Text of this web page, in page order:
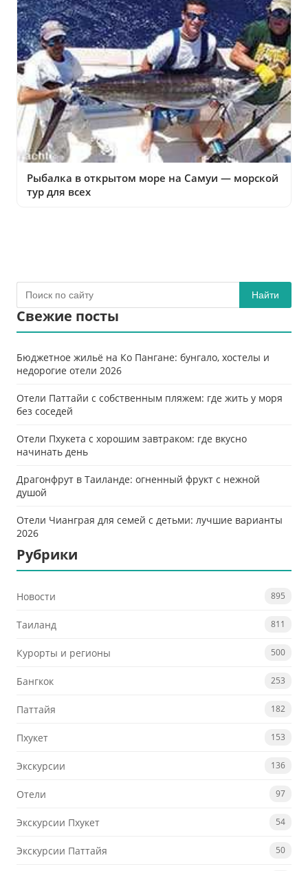
Рыбалка в открытом море на Самуи — морской
тур для всех
Найти
Свежие посты
Бюджетное жильё на Ко Пангане: бунгало, хостелы и
недорогие отели 2026
Отели Паттайи с собственным пляжем: где жить у моря
без соседей
Отели Пхукета с хорошим завтраком: где вкусно
начинать день
Драгонфрут в Таиланде: огненный фрукт с нежной
душой
Отели Чианграя для семей с детьми: лучшие варианты
2026
Рубрики
Новости 895
Таиланд 811
Курорты и регионы 500
Бангкок 253
Паттайя 182
Пхукет 153
Экскурсии 136
Отели 97
Экскурсии Пхукет 54
Экскурсии Паттайя 50